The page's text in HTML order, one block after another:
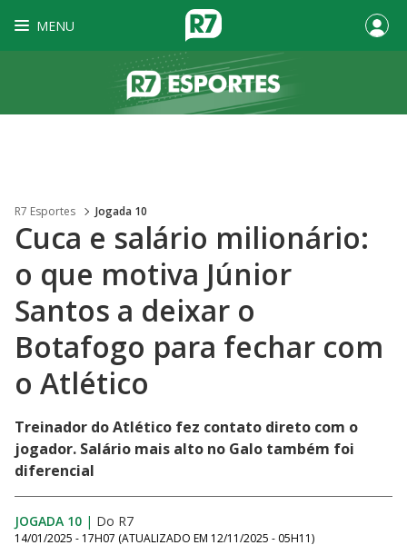
MENU
R7 Esportes Jogada 10
Cuca e salário milionário:
o que motiva Júnior
Santos a deixar o
Botafogo para fechar com
o Atlético
Treinador do Atlético fez contato direto com o
jogador. Salário mais alto no Galo também foi
diferencial
JOGADA 10 | Do R7
14/01/2025 - 17H07 (ATUALIZADO EM 12/11/2025 - 05H11)